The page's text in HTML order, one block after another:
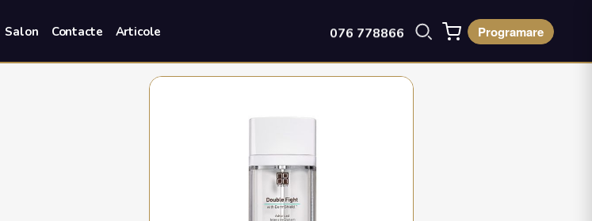
Salon Contacte Articole 076 778866 Programare